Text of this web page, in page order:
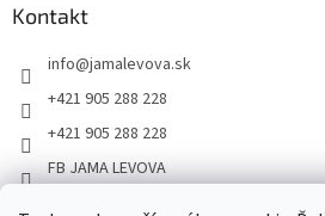
Kontakt
info@jamalevova.sk
+421 905 288 228
+421 905 288 228
FB JAMA LEVOVA